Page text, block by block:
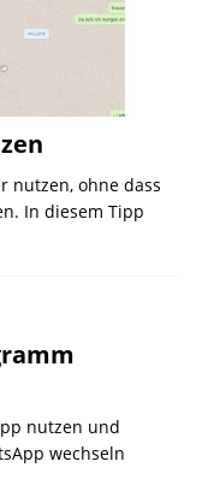
nutzen, ohne dass
In diesem Tipp
nutzen und
wechseln